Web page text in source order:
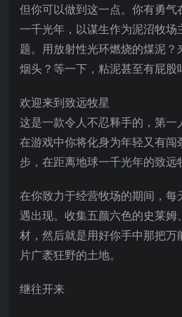
但你可以做到这一点。你有勇气
一千光年，以谋生作为泥沼牧场
题。用放射性光环燃烧的煤泥？
烟头？等一下，粘泥甚至有屁股
欢迎来到致远牧星
这是一款令人不忍释手的，第一
在游戏中你将化身为年轻又有闯
步，在距离地球一千光年的致远
在你致力于经营牧场的期间，每
遇出现。收集五颜六色的史莱姆
材，然后就是用好你手中那把万
片广袤狂野的土地。
继往开来